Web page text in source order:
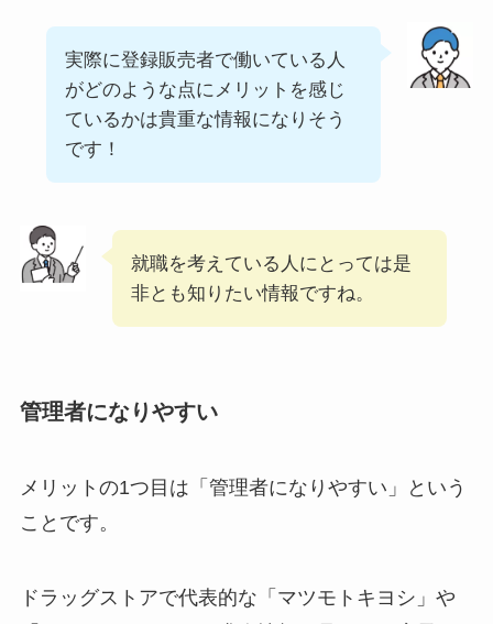
実際に登録販売者で働いている人
がどのような点にメリットを感じ
ているかは貴重な情報になりそう
です！
就職を考えている人にとっては是
非とも知りたい情報ですね。
管理者になりやすい
メリットの1つ目は「管理者になりやすい」という
ことです。
ドラッグストアで代表的な「マツモトキヨシ」や